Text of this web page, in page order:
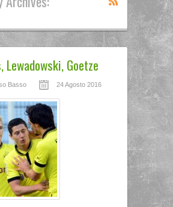
Lewadowski, Goetze
Basso 24 Agosto 2016